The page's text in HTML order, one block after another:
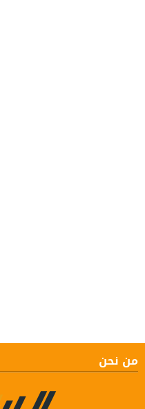
من نحن